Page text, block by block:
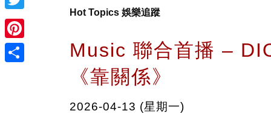
Twitter
Pinterest
Hot Topics 娛樂追蹤
Music 聯合首播 –
《靠關係》
2026-04-13 (星期一)